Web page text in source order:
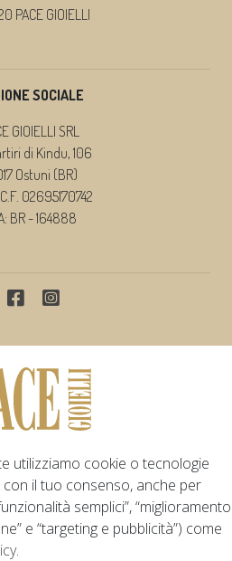
PACE GIOIELLI
SOCIALE
GIOIELLI SRL
di Kindu, 106
Ostuni (BR)
02695170742
BR - 164888
utilizziamo cookie o tecnologie
il tuo consenso, anche per
semplici”, “miglioramento
e “targeting e pubblicità”) come
.